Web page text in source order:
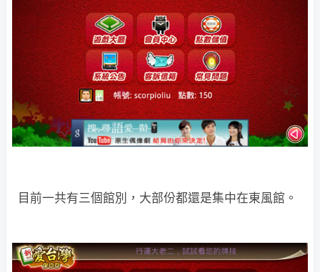
目前一共有三個館別，大部份都還是集中在東風館。